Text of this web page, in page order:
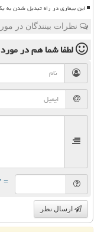
این بیماری در راه تبدیل شدن به
نظرات بینندگان در
لطفا شما همدر
= ۳ بعلاوه ۳
ارسال نظر